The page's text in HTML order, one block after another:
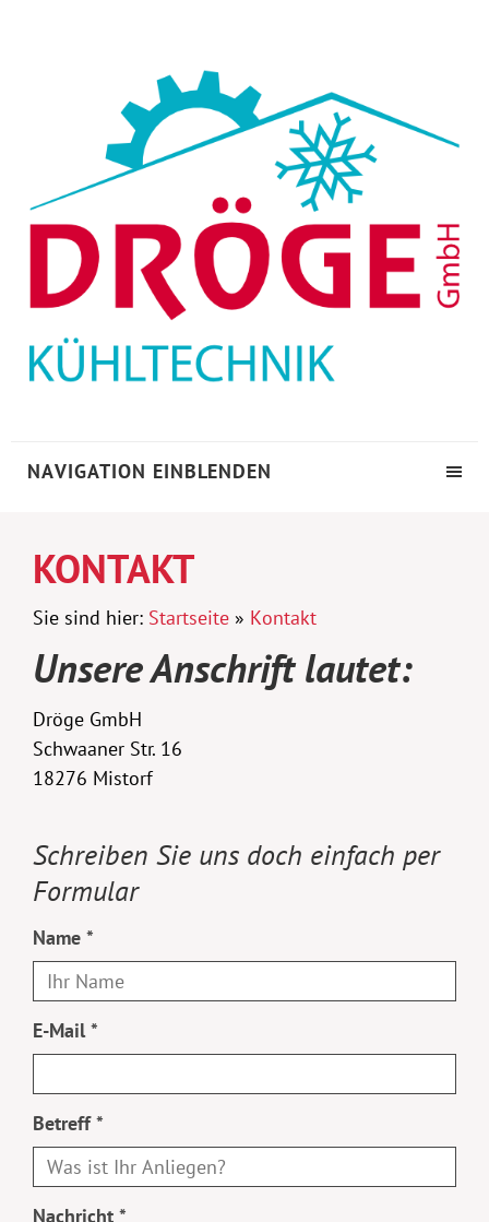
NAVIGATION EINBLENDEN
KONTAKT
Sie sind hier: Startseite » Kontakt
Unsere Anschrift lautet:
Dröge GmbH
Schwaaner Str. 16
18276 Mistorf
Schreiben Sie uns doch einfach per
Formular
Name *
E-Mail *
Betreff *
Nachricht *